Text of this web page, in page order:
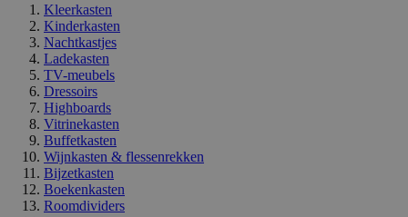
Kleerkasten
Kinderkasten
Nachtkastjes
Ladekasten
TV-meubels
Dressoirs
Highboards
Vitrinekasten
Buffetkasten
Wijnkasten & flessenrekken
Bijzetkasten
Boekenkasten
Roomdividers